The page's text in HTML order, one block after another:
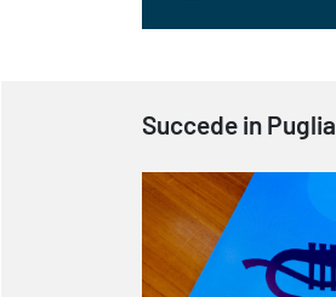
Succede in Puglia